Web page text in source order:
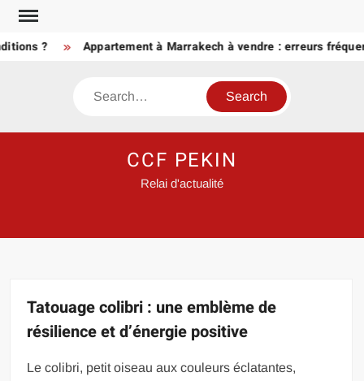
Skip
content
? Appartement à Marrakech à vendre : erreurs
Search
CCF PEKIN
Relai d'actualité
Tatouage colibri : une emblème de
résilience et d’énergie positive
Le colibri, petit oiseau aux couleurs éclatantes,